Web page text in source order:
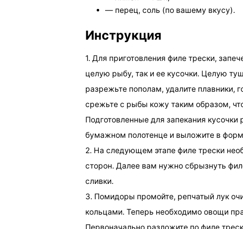
— перец, соль (по вашему вкусу).
Инструкция
1. Для приготовления филе трески,
целую рыбу, так и ее кусочки. Целую
разрежьте пополам, удалите плавники,
срежьте с рыбы кожу таким образом,
Подготовленные для запекания
бумажном полотенце и выложите в
2. На следующем этапе филе трески
сторон. Далее вам нужно сбрызнуть
сливки.
3. Помидоры промойте, репчатый лук
кольцами. Теперь необходимо овощи